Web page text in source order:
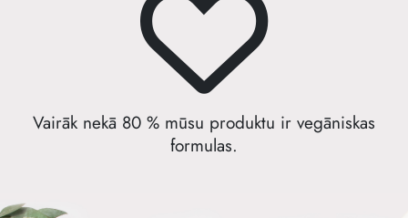
Vairāk nekā 80 % mūsu produktu ir vegāniskas
formulas.